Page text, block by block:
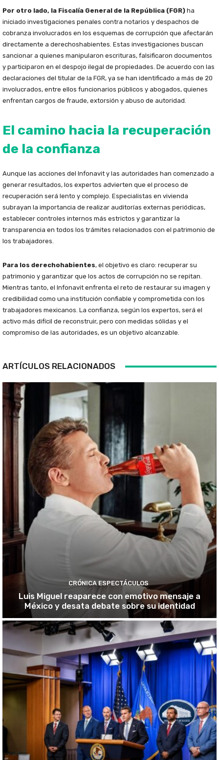
Por otro lado, la Fiscalía General de la República (FGR) ha
iniciado investigaciones penales contra notarios y despachos de
cobranza involucrados en los esquemas de corrupción que afectarán
directamente a derechoshabientes. Estas investigaciones buscan
sancionar a quienes manipularon escrituras, falsificaron documentos
y participaron en el despojo ilegal de propiedades. De acuerdo con las
declaraciones del titular de la FGR, ya se han identificado a más de 20
involucrados, entre ellos funcionarios públicos y abogados, quienes
enfrentan cargos de fraude, extorsión y abuso de autoridad.
El camino hacia la recuperación
de la confianza
Aunque las acciones del Infonavit y las autoridades han comenzado a
generar resultados, los expertos advierten que el proceso de
recuperación será lento y complejo. Especialistas en vivienda
subrayan la importancia de realizar auditorías externas periódicas,
establecer controles internos más estrictos y garantizar la
transparencia en todos los trámites relacionados con el patrimonio de
los trabajadores.
Para los derechohabientes, el objetivo es claro: recuperar su
patrimonio y garantizar que los actos de corrupción no se repitan.
Mientras tanto, el Infonavit enfrenta el reto de restaurar su imagen y
credibilidad como una institución confiable y comprometida con los
trabajadores mexicanos. La confianza, según los expertos, será el
activo más difícil de reconstruir, pero con medidas sólidas y el
compromiso de las autoridades, es un objetivo alcanzable.
ARTÍCULOS RELACIONADOS
CRÓNICA ESPECTÁCULOS
Luis Miguel reaparece con emotivo mensaje a
México y desata debate sobre su identidad